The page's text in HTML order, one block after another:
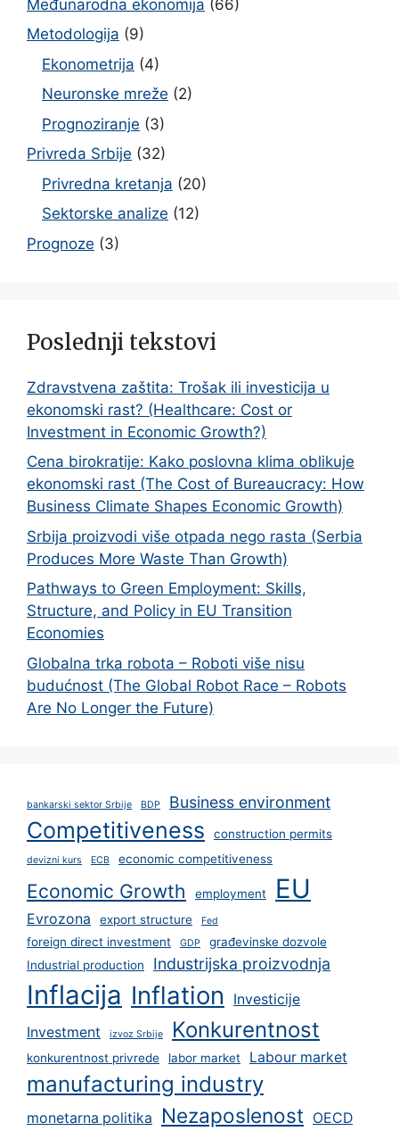
Međunarodna ekonomija (66)
Metodologija (9)
Ekonometrija (4)
Neuronske mreže (2)
Prognoziranje (3)
Privreda Srbije (32)
Privredna kretanja (20)
Sektorske analize (12)
Prognoze (3)
Poslednji tekstovi
Zdravstvena zaštita: Trošak ili investicija u
ekonomski rast? (Healthcare: Cost or
Investment in Economic Growth?)
Cena birokratije: Kako poslovna klima oblikuje
ekonomski rast (The Cost of Bureaucracy: How
Business Climate Shapes Economic Growth)
Srbija proizvodi više otpada nego rasta (Serbia
Produces More Waste Than Growth)
Pathways to Green Employment: Skills,
Structure, and Policy in EU Transition
Economies
Globalna trka robota – Roboti više nisu
budućnost (The Global Robot Race – Robots
Are No Longer the Future)
bankarski sektor Srbije BDP Business environment
Competitiveness construction permits
devizni kurs ECB economic competitiveness
Economic Growth employment EU
Evrozona export structure Fed
foreign direct investment GDP
građevinske dozvole
Industrial production
Industrijska proizvodnja
Inflacija Inflation
Investicije
Investment
izvoz Srbije Konkurentnost
konkurentnost privrede labor market Labour market
manufacturing industry
monetarna politika Nezaposlenost OECD